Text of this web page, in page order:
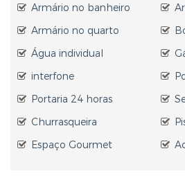
Armário no banheiro
Armário no quarto
Água individual
interfone
Portaria 24 horas
Churrasqueira
Espaço Gourmet